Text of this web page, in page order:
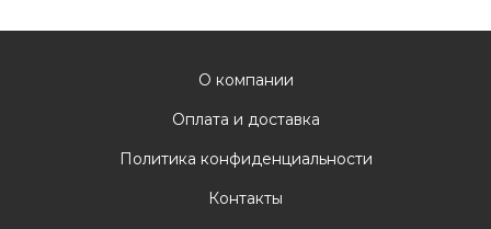
О компании
Оплата и доставка
Политика конфиденциальности
Контакты